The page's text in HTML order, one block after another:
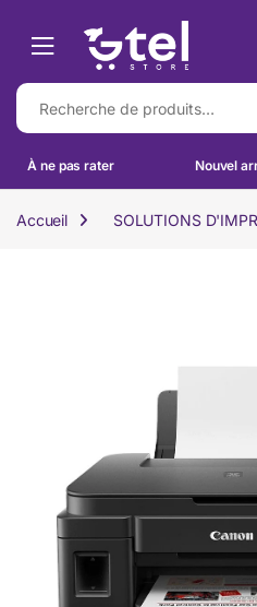
Recherche pour :
À ne pas rater Nouvel
Accueil SOLUTIONS